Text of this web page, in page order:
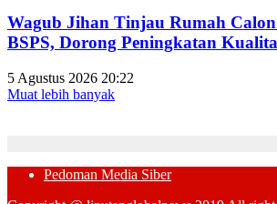
Wagub Jihan Tinjau Rumah
BSPS, Dorong Peningkatan
5 Agustus 2026 20:22
Muat lebih banyak
Pedoman Media Siber